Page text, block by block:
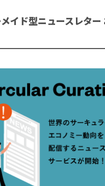
イド型ニュースレター